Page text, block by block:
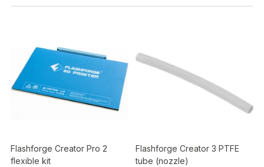
Flashforge Creator Pro 2
flexible kit
Flashforge Creator 3 PTFE
tube (nozzle)